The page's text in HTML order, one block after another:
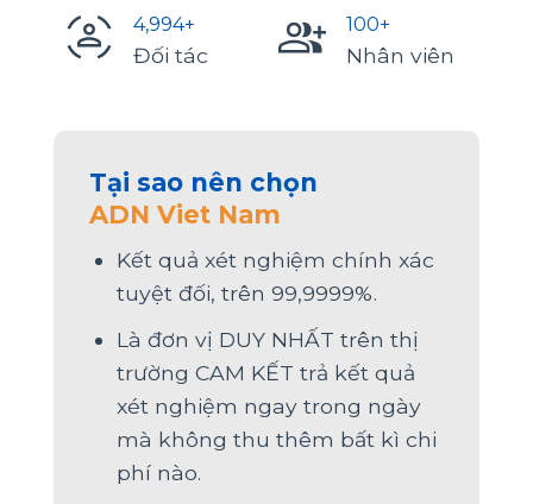
5,000+
Đối tác
100+
Nhân viên
Tại sao nên chọn
ADN Viet Nam
Kết quả xét nghiệm chính xác
tuyệt đối, trên 99,9999%.
Là đơn vị DUY NHẤT trên thị
trường CAM KẾT trả kết quả
xét nghiệm ngay trong ngày
mà không thu thêm bất kì chi
phí nào.